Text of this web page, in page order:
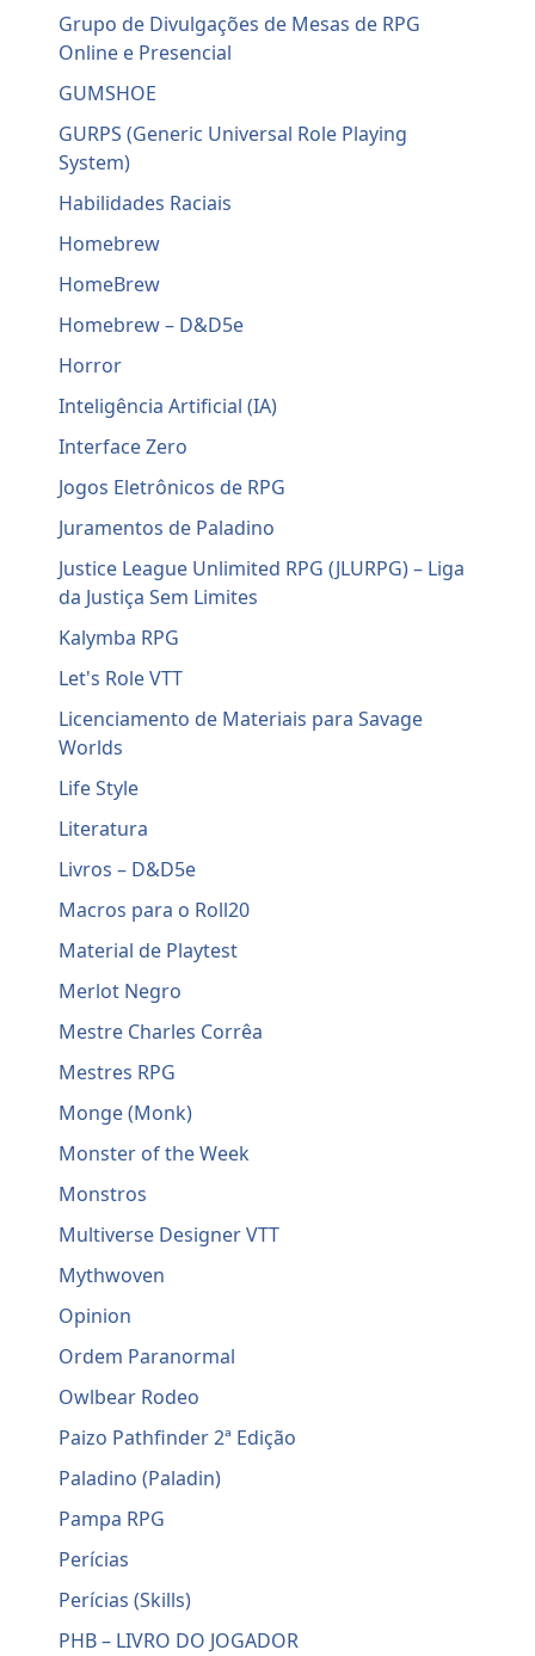
Grupo de Divulgações de Mesas de RPG
Online e Presencial
GUMSHOE
GURPS (Generic Universal Role Playing
System)
Habilidades Raciais
Homebrew
HomeBrew
Homebrew – D&D5e
Horror
Inteligência Artificial (IA)
Interface Zero
Jogos Eletrônicos de RPG
Juramentos de Paladino
Justice League Unlimited RPG (JLURPG) – Liga
da Justiça Sem Limites
Kalymba RPG
Let's Role VTT
Licenciamento de Materiais para Savage
Worlds
Life Style
Literatura
Livros – D&D5e
Macros para o Roll20
Material de Playtest
Merlot Negro
Mestre Charles Corrêa
Mestres RPG
Monge (Monk)
Monster of the Week
Monstros
Multiverse Designer VTT
Mythwoven
Opinion
Ordem Paranormal
Owlbear Rodeo
Paizo Pathfinder 2ª Edição
Paladino (Paladin)
Pampa RPG
Perícias
Perícias (Skills)
PHB – LIVRO DO JOGADOR